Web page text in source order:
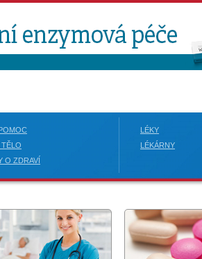
TĚLO
O ZDRAVÍ
LÉKY
LÉKÁRNY